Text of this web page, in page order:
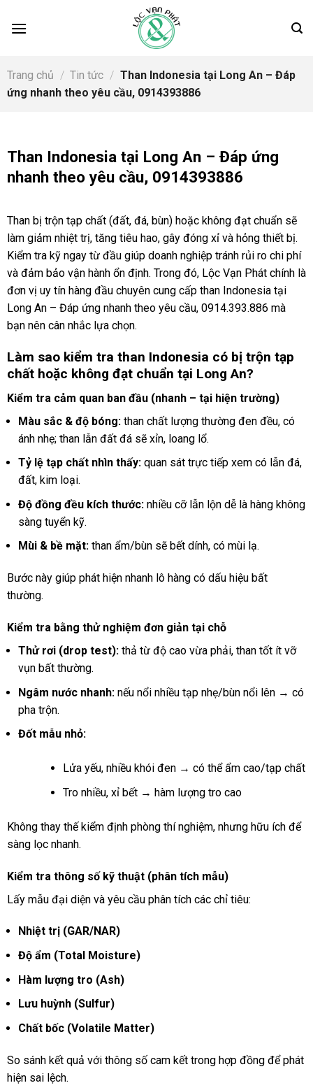
Trang chủ / Tin tức / Than Indonesia tại Long An – Đáp
ứng nhanh theo yêu cầu, 0914393886
Than Indonesia tại Long An – Đáp ứng
nhanh theo yêu cầu, 0914393886
Than bị trộn tạp chất (đất, đá, bùn) hoặc không đạt chuẩn sẽ
làm giảm nhiệt trị, tăng tiêu hao, gây đóng xỉ và hỏng thiết bị.
Kiểm tra kỹ ngay từ đầu giúp doanh nghiệp tránh rủi ro chi phí
và đảm bảo vận hành ổn định. Trong đó, Lộc Vạn Phát chính là
đơn vị uy tín hàng đầu chuyên cung cấp than Indonesia tại
Long An – Đáp ứng nhanh theo yêu cầu, 0914.393.886 mà
bạn nên cân nhắc lựa chọn.
Làm sao kiểm tra than Indonesia có bị trộn tạp
chất hoặc không đạt chuẩn tại Long An?
Kiểm tra cảm quan ban đầu (nhanh – tại hiện trường)
Màu sắc & độ bóng:than chất lượng thường đen đều, có
ánh nhẹ; than lẫn đất đá sẽ xỉn, loang lổ.
Tỷ lệ tạp chất nhìn thấy:quan sát trực tiếp xem có lẫn đá,
đất, kim loại.
Độ đồng đều kích thước:nhiều cỡ lẫn lộn dễ là hàng không
sàng tuyển kỹ.
Mùi & bề mặt:than ẩm/bùn sẽ bết dính, có mùi lạ.
Bước này giúp phát hiện nhanh lô hàng có dấu hiệu bất
thường.
Kiểm tra bằng thử nghiệm đơn giản tại chỗ
Thử rơi (drop test):thả từ độ cao vừa phải, than tốt ít vỡ
vụn bất thường.
Ngâm nước nhanh:nếu nổi nhiều tạp nhẹ/bùn nổi lên → có
pha trộn.
Đốt mẫu nhỏ:
Lửa yếu, nhiều khói đen → có thể ẩm cao/tạp chất
Tro nhiều, xỉ bết → hàm lượng tro cao
Không thay thế kiểm định phòng thí nghiệm, nhưng hữu ích để
sàng lọc nhanh.
Kiểm tra thông số kỹ thuật (phân tích mẫu)
Lấy mẫu đại diện và yêu cầu phân tích các chỉ tiêu:
Nhiệt trị (GAR/NAR)
Độ ẩm (Total Moisture)
Hàm lượng tro (Ash)
Lưu huỳnh (Sulfur)
Chất bốc (Volatile Matter)
So sánh kết quả với thông số cam kết trong hợp đồng để phát
hiện sai lệch.